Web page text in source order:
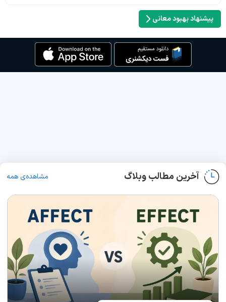
پیشنهاد بهبود معانی
آخرین مطالب وبلاگ مشاهده‌ی همه